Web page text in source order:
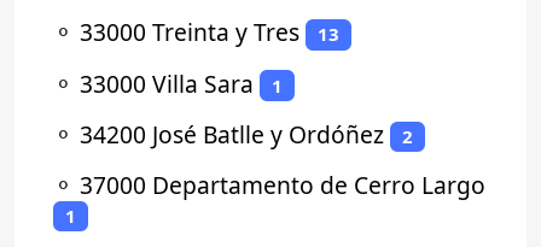
⚬ 33000 Treinta y Tres 13
⚬ 33000 Villa Sara 1
⚬ 34200 José Batlle y Ordóñez 2
⚬ 37000 Departamento de Cerro Largo
1